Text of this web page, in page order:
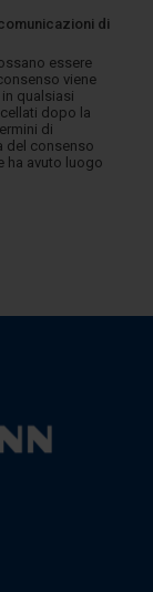
di
essere
viene
qualsiasi
dopo la
di
del consenso
ha avuto luogo